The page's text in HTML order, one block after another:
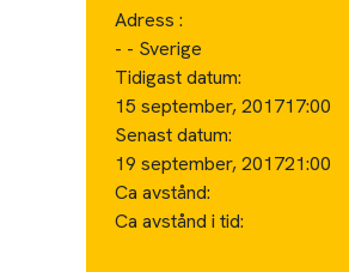
Adress :
- - Sverige
Tidigast datum:
15 september, 201717:00
Senast datum:
19 september, 201721:00
Ca avstånd:
Ca avstånd i tid: